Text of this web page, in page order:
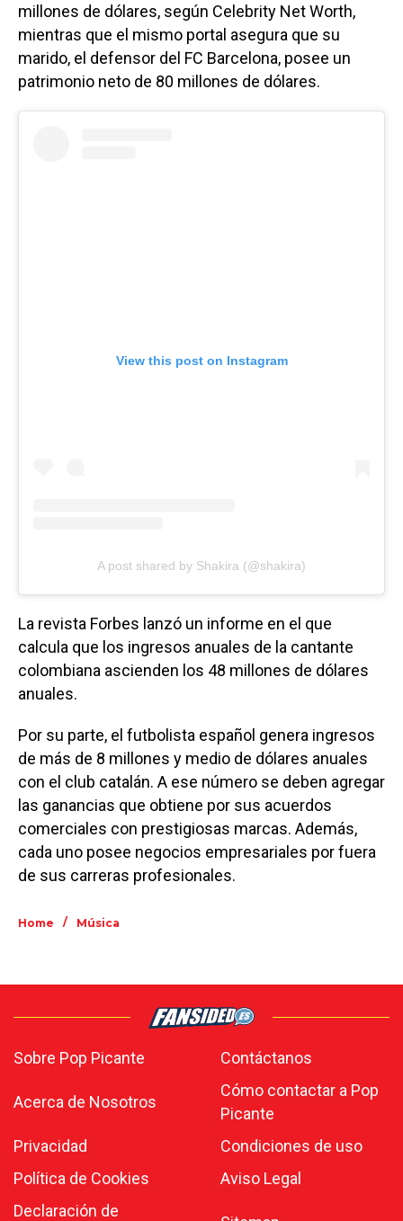
millones de dólares, según Celebrity Net Worth,
mientras que el mismo portal asegura que su
marido, el defensor del FC Barcelona, posee un
patrimonio neto de 80 millones de dólares.
View this post on Instagram
A post shared by Shakira (@shakira)
La revista Forbes lanzó un informe en el que
calcula que los ingresos anuales de la cantante
colombiana ascienden los 48 millones de dólares
anuales.
Por su parte, el futbolista español genera ingresos
de más de 8 millones y medio de dólares anuales
con el club catalán. A ese número se deben agregar
las ganancias que obtiene por sus acuerdos
comerciales con prestigiosas marcas. Además,
cada uno posee negocios empresariales por fuera
de sus carreras profesionales.
Home / Música
Sobre Pop Picante Contáctanos
Acerca de Nosotros
Cómo contactar a Pop
Picante
Privacidad
Condiciones de uso
Política de Cookies
Aviso Legal
Declaración de